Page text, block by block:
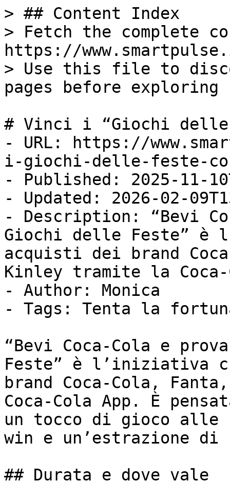
> ## Content Index
> Fetch the complete
https://
> Use this file to
pages before
# Vinci i “Giochi delle
- URL: https://
i-giochi-delle-feste-
- Published: 2025-11-
- Updated: 2026-02-
- Description: “Bevi
Giochi delle Feste” è
acquisti dei brand
Kinley tramite la
- Author: Monica
- Tags: Tenta la
“Bevi Coca‑Cola e
Feste” è l’iniziativa
brand Coca‑Cola,
Coca‑Cola App. È
un tocco di gioco alle
win e un’estrazione di
## Durata e dove vale